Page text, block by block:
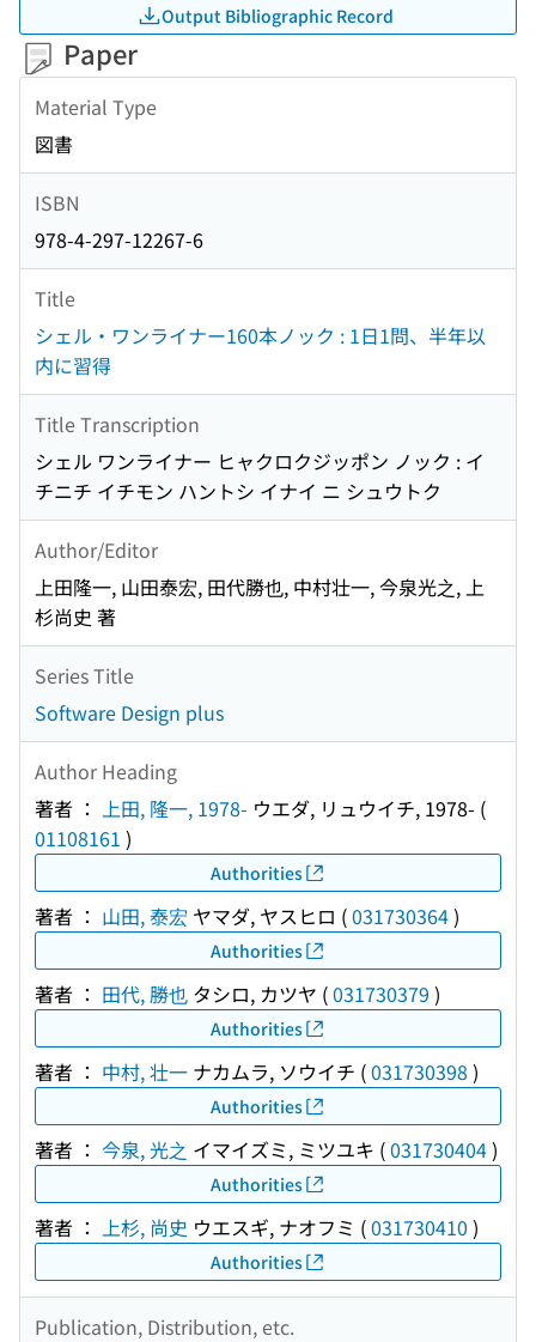
Output Bibliographic Record
Paper
Material Type
図書
ISBN
978-4-297-12267-6
Title
シェル・ワンライナー160本ノック : 1日1問、半年以
内に習得
Title Transcription
シェル ワンライナー ヒャクロクジッポン ノック : イ
チニチ イチモン ハントシ イナイ ニ シュウトク
Author/Editor
上田隆一, 山田泰宏, 田代勝也, 中村壮一, 今泉光之, 上
杉尚史 著
Series Title
Software Design plus
Author Heading
著者 ： 上田, 隆一, 1978- ウエダ, リュウイチ, 1978- (
01108161 )
Authorities
著者 ： 山田, 泰宏 ヤマダ, ヤスヒロ (031730364)
Authorities
著者 ： 田代, 勝也 タシロ, カツヤ (031730379 )
Authorities
著者 ： 中村, 壮一 ナカムラ, ソウイチ (031730398 )
Authorities
著者 ： 今泉, 光之 イマイズミ, ミツユキ (031730404)
Authorities
著者 ： 上杉, 尚史 ウエスギ, ナオフミ (031730410 )
Authorities
Publication, Distribution, etc.